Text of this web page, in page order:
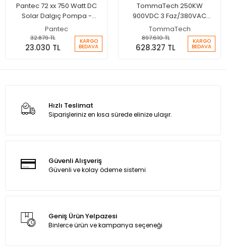
Pantec 72 xx 750 Watt DC
Solar Dalgıç Pompa -
Max.95 Metre - Max.4.5 Ton
Su
Pantec
32.879 TL
23.030 TL
KARGO
BEDAVA
TommaTech 250KW
900VDC 3 Faz/380VAC
Sulama Pompası İnverteri
TommaTech
897.610 TL
628.327 TL
KARGO
BEDAVA
Hızlı Teslimat
Siparişleriniz en kısa sürede elinize ulaşır.
Güvenli Alışveriş
Güvenli ve kolay ödeme sistemi
Geniş Ürün Yelpazesi
Binlerce ürün ve kampanya seçeneği